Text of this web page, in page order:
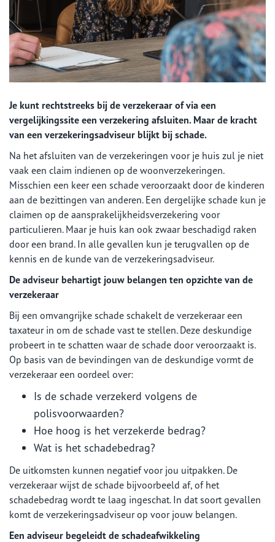
Je kunt rechtstreeks bij de verzekeraar of via een
vergelijkingssite een verzekering afsluiten. Maar de kracht
van een verzekeringsadviseur blijkt bij schade.
Na het afsluiten van de verzekeringen voor je huis zul je niet
vaak een claim indienen op de woonverzekeringen.
Misschien een keer een schade veroorzaakt door de kinderen
aan de bezittingen van anderen. Een dergelijke schade kun je
claimen op de aansprakelijkheidsverzekering voor
particulieren. Maar je huis kan ook zwaar beschadigd raken
door een brand. In alle gevallen kun je terugvallen op de
kennis en de kunde van de verzekeringsadviseur.
De adviseur behartigt jouw belangen ten opzichte van de
verzekeraar
Bij een omvangrijke schade schakelt de verzekeraar een
taxateur in om de schade vast te stellen. Deze deskundige
probeert in te schatten waar de schade door veroorzaakt is.
Op basis van de bevindingen van de deskundige vormt de
verzekeraar een oordeel over:
Is de schade verzekerd volgens de
polisvoorwaarden?
Hoe hoog is het verzekerde bedrag?
Wat is het schadebedrag?
De uitkomsten kunnen negatief voor jou uitpakken. De
verzekeraar wijst de schade bijvoorbeeld af, of het
schadebedrag wordt te laag ingeschat. In dat soort gevallen
komt de verzekeringsadviseur op voor jouw belangen.
Een adviseur begeleidt de schadeafwikkeling